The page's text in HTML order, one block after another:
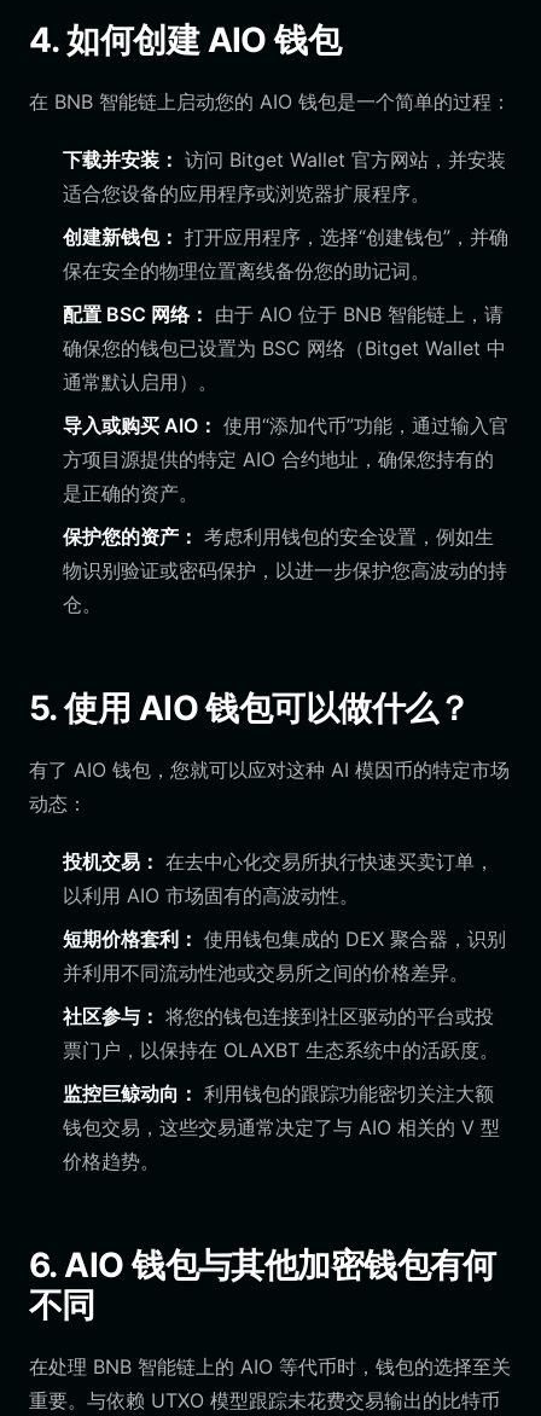
4. 如何创建 AIO 钱包
在 BNB 智能链上启动您的 AIO 钱包是一个简单的过程：
下载并安装： 访问 Bitget Wallet 官方网站，并安装
适合您设备的应用程序或浏览器扩展程序。
创建新钱包： 打开应用程序，选择“创建钱包”，并确
保在安全的物理位置离线备份您的助记词。
配置 BSC 网络： 由于 AIO 位于 BNB 智能链上，请
确保您的钱包已设置为 BSC 网络（Bitget Wallet 中
通常默认启用）。
导入或购买 AIO： 使用“添加代币”功能，通过输入官
方项目源提供的特定 AIO 合约地址，确保您持有的
是正确的资产。
保护您的资产： 考虑利用钱包的安全设置，例如生
物识别验证或密码保护，以进一步保护您高波动的持
仓。
5. 使用 AIO 钱包可以做什么？
有了 AIO 钱包，您就可以应对这种 AI 模因币的特定市场
动态：
投机交易： 在去中心化交易所执行快速买卖订单，
以利用 AIO 市场固有的高波动性。
短期价格套利： 使用钱包集成的 DEX 聚合器，识别
并利用不同流动性池或交易所之间的价格差异。
社区参与： 将您的钱包连接到社区驱动的平台或投
票门户，以保持在 OLAXBT 生态系统中的活跃度。
监控巨鲸动向： 利用钱包的跟踪功能密切关注大额
钱包交易，这些交易通常决定了与 AIO 相关的 V 型
价格趋势。
6. AIO 钱包与其他加密钱包有何
不同
在处理 BNB 智能链上的 AIO 等代币时，钱包的选择至关
重要。与依赖 UTXO 模型跟踪未花费交易输出的比特币